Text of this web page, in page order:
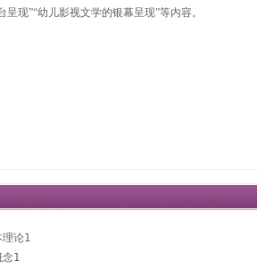
现”“幼儿影视文学的银幕呈现”等内容。
理论1
念1